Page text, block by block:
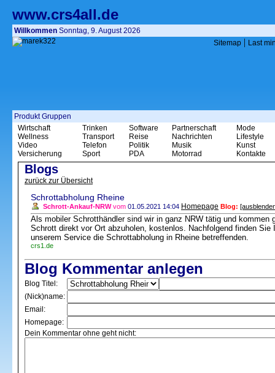
www.crs4all.de
Willkommen Sonntag, 9. August 2026
Sitemap | Last
Produkt Gruppen
Wirtschaft
Wellness
Video
Versicherung
Trinken
Transport
Telefon
Sport
Software
Reise
Politik
PDA
Partnerschaft
Nachrichten
Musik
Motorrad
Mode
Lifestyle
Kunst
Kontakte
Blogs
zurück zur Übersicht
Schrottabholung Rheine
Schrott-Ankauf-NRWvom 01.05.2021 14:04 Homepage Blog:
Als mobiler Schrotthändler sind wir in ganz NRW tätig und kommen
Schrott direkt vor Ort abzuholen, kostenlos. Nachfolgend finden Sie
unserem Service die Schrottabholung in Rheine betreffenden.
crs1.de
Blog Kommentar anlegen
Blog Titel:
(Nick)name:
Email:
Homepage:
Dein Kommentar ohne geht nicht: